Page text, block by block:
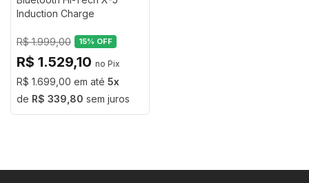
Induction Charge
15% OFF
R$ 1.999,00
R$ 1.529,10
R$ 1.699,00
5
R$ 339,80 sem juros